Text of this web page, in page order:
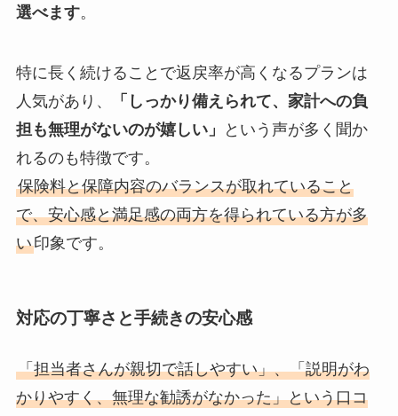
選べます。
特に長く続けることで返戻率が高くなるプランは
人気があり、
「しっかり備えられて、家計への負
担も無理がないのが嬉しい」
という声が多く聞か
れるのも特徴です。
保険料と保障内容のバランスが取れていること
で、安心感と満足感の両方を得られている方が多
い印象です。
対応の丁寧さと手続きの安心感
「担当者さんが親切で話しやすい」、「説明がわ
かりやすく、無理な勧誘がなかった」という口コ